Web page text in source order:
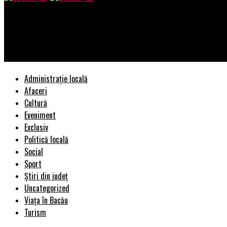
Administrație locală
Afaceri
Cultură
Eveniment
Exclusiv
Politică locală
Social
Sport
Știri din județ
Uncategorized
Viața în Bacău
Turism